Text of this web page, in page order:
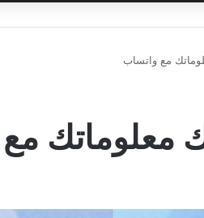
مع واتساب
معلوماتك